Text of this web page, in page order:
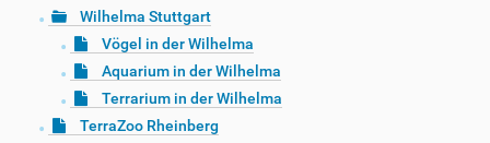
Wilhelma Stuttgart
Vögel in der Wilhelma
Aquarium in der Wilhelma
Terrarium in der Wilhelma
TerraZoo Rheinberg